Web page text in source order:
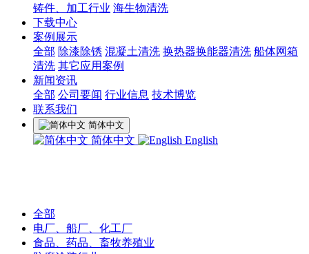
铸件、加工行业 海生物清洗
下载中心
案例展示
全部 除漆除锈 混凝土清洗 换热器换能器清洗 船体网箱
清洗 其它应用案例
新闻资讯
全部 公司要闻 行业信息 技术博览
联系我们
简体中文
简体中文 English
全部
电厂、船厂、化工厂
食品、药品、畜牧养殖业